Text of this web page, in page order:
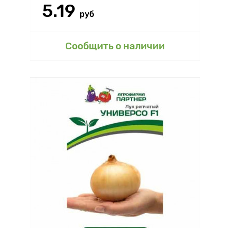
5.19 руб
Сообщить о наличии